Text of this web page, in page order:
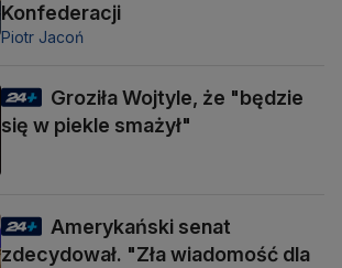
Konfederacji
Piotr Jacoń
Groziła Wojtyle, że "będzie
się w piekle smażył"
Amerykański senat
zdecydował. "Zła wiadomość dla